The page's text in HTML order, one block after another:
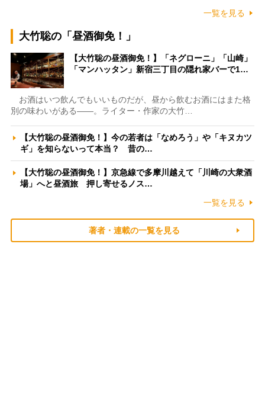
一覧を見る
大竹聡の「昼酒御免！」
【大竹聡の昼酒御免！】「ネグローニ」「山崎」
「マンハッタン」新宿三丁目の隠れ家バーで1…
お酒はいつ飲んでもいいものだが、昼から飲むお酒にはまた格
別の味わいがある――。ライター・作家の大竹…
【大竹聡の昼酒御免！】今の若者は「なめろう」や「キヌカツ
ギ」を知らないって本当？ 昔の…
【大竹聡の昼酒御免！】京急線で多摩川越えて「川崎の大衆酒
場」へと昼酒旅 押し寄せるノス…
一覧を見る
著者・連載の一覧を見る